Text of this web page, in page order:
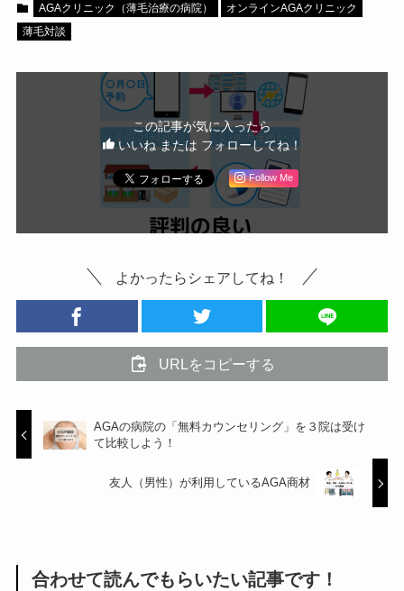
AGAクリニック（薄毛治療の病院）
オンラインAGAクリニック
薄毛対談
この記事が気に入ったら
いいね または フォローしてね！
Follow Me
よかったらシェアしてね！
URLをコピーする
AGAの病院の「無料カウンセリング」を３院は受け
て比較しよう！
友人（男性）が利用しているAGA商材
合わせて読んでもらいたい記事です！